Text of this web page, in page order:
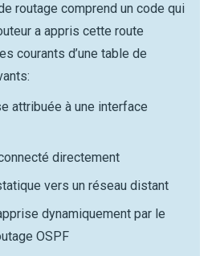
routage comprend un code qui
a appris cette route
courants d’une table de
attribuée à une interface
directement
vers un réseau distant
dynamiquement par le
OSPF